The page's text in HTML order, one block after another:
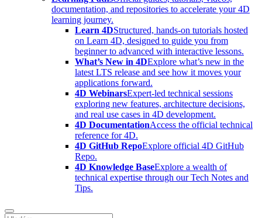
documentation, and repositories to accelerate your 4D
learning journey.
Learn 4DStructured, hands-on tutorials hosted
on Learn 4D, designed to guide you from
beginner to advanced with interactive lessons.
What’s New in 4DExplore what’s new in the
latest LTS release and see how it moves your
applications forward.
4D WebinarsExpert-led technical sessions
exploring new features, architecture decisions,
and real use cases in 4D development.
4D DocumentationAccess the official technical
reference for 4D.
4D GitHub RepoExplore official 4D GitHub
Repo.
4D Knowledge BaseExplore a wealth of
technical expertise through our Tech Notes and
Tips.